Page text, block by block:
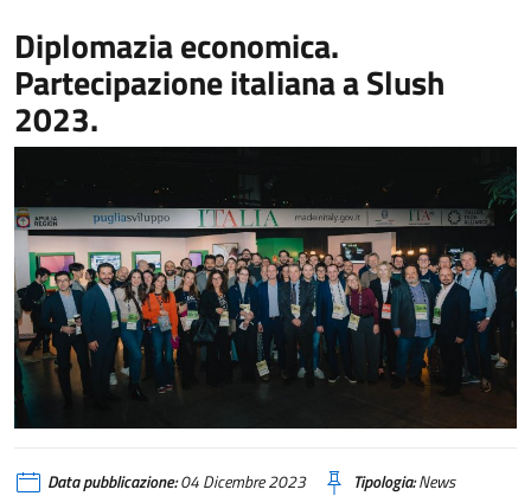
Diplomazia economica.
Partecipazione italiana a Slush
2023.
Data pubblicazione:04 Dicembre 2023 Tipologia:News